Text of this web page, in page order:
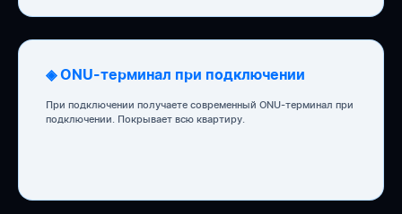
◈ ONU-терминал при подключении
При подключении получаете современный ONU-терминал при
подключении. Покрывает всю квартиру.